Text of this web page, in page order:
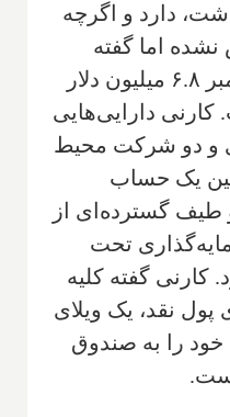
دارد و اگرچه
اما گفته
می‌شود که او تا ۳۱ دسامبر ۶.۸ میلیون دلار
کارنی دارایی‌هایی
و دو شرکت محیط
یک حساب
طیف گسترده‌ای از
تحت
گفته کلیه
نقد، یک ویلای
خود را به صندوق